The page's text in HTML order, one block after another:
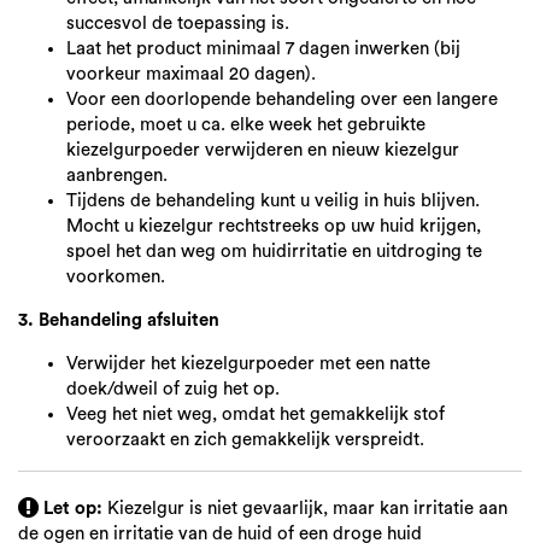
succesvol de toepassing is.
Laat het product minimaal 7 dagen inwerken (bij
voorkeur maximaal 20 dagen).
Voor een doorlopende behandeling over een langere
periode, moet u ca. elke week het gebruikte
kiezelgurpoeder verwijderen en nieuw kiezelgur
aanbrengen.
Tijdens de behandeling kunt u veilig in huis blijven.
Mocht u kiezelgur rechtstreeks op uw huid krijgen,
spoel het dan weg om huidirritatie en uitdroging te
voorkomen.
3. Behandeling afsluiten
Verwijder het kiezelgurpoeder met een natte
doek/dweil of zuig het op.
Veeg het niet weg, omdat het gemakkelijk stof
veroorzaakt en zich gemakkelijk verspreidt.
Let op: Kiezelgur is niet gevaarlijk, maar kan irritatie aan
de ogen en irritatie van de huid of een droge huid